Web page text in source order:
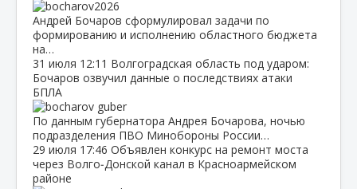
Андрей Бочаров сформулировал задачи по
формированию и исполнению областного бюджета
на…
31 июля 12:11 Волгоградская область под ударом:
Бочаров озвучил данные о последствиях атаки
БПЛА
По данным губернатора Андрея Бочарова, ночью
подразделения ПВО Минобороны России…
29 июля 17:46 Объявлен конкурс на ремонт моста
через Волго‑Донской канал в Красноармейском
районе